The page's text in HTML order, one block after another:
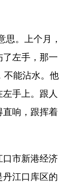
军事
政务
汽车
数字经济
溯源中国
悦读
上市公司
。上个月，
左手，那一
不能沾水。他
手上。跟人
响，跟挥着
市新港经济
江口库区的